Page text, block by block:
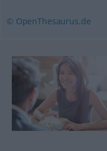
© OpenThesaurus.de